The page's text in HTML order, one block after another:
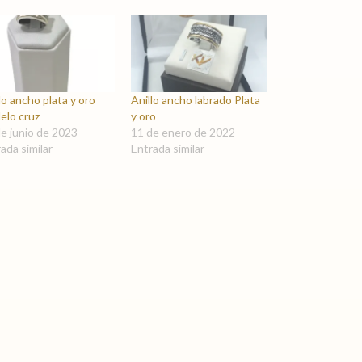
ancho plata y oro
cruz
junio de 2023
similar
Anillo ancho labrado Plata
y oro
11 de enero de 2022
Entrada similar